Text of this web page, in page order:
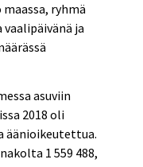
ryhmä
ja
asuviin
2018 oli
äänioikeutettua.
1 559 488,